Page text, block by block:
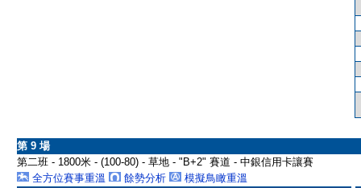
第 9 場
第二班 - 1800米 - (100-80) - 草地 - "B+2" 賽道 - 中銀信用卡讓賽
全方位賽事重溫
餘勢分析
模擬鳥瞰重溫